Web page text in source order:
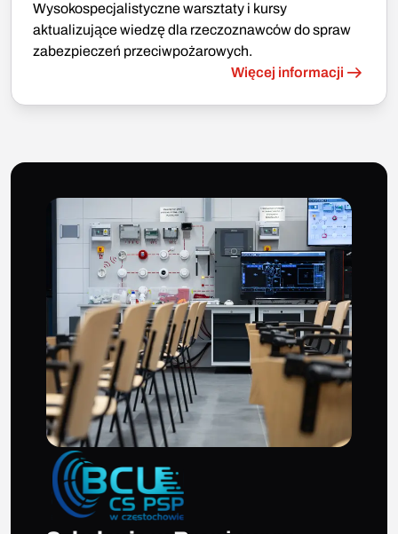
Wysokospecjalistyczne warsztaty i kursy
aktualizujące wiedzę dla rzeczoznawców do spraw
zabezpieczeń przeciwpożarowych.
Więcej informacji